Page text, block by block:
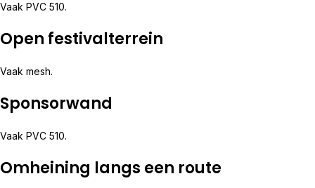
Vaak PVC 510.
Open festivalterrein
Vaak mesh.
Sponsorwand
Vaak PVC 510.
Omheining langs een route